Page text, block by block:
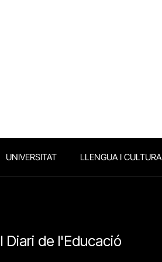
UNIVERSITAT LLENGUA I CULTURA